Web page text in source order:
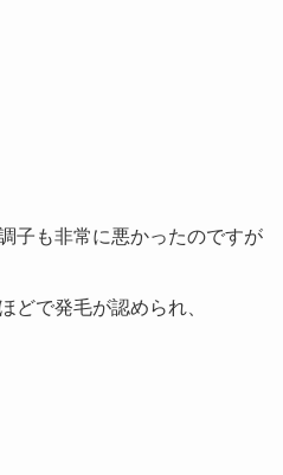
子も非常に悪かったのですが
どで発毛が認められ、